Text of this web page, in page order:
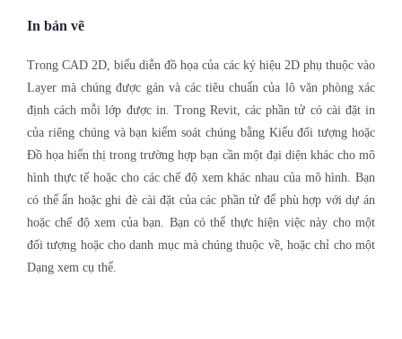
In bản vẽ
Trong CAD 2D, biểu diễn đồ họa của các ký hiệu 2D phụ thuộc vào
Layer mà chúng được gán và các tiêu chuẩn của lô văn phòng xác
định cách mỗi lớp được in. Trong Revit, các phần tử có cài đặt in
của riêng chúng và bạn kiểm soát chúng bằng Kiểu đối tượng hoặc
Đồ họa hiển thị trong trường hợp bạn cần một đại diện khác cho mô
hình thực tế hoặc cho các chế độ xem khác nhau của mô hình. Bạn
có thể ẩn hoặc ghi đè cài đặt của các phần tử để phù hợp với dự án
hoặc chế độ xem của bạn. Bạn có thể thực hiện việc này cho một
đối tượng hoặc cho danh mục mà chúng thuộc về, hoặc chỉ cho một
Dạng xem cụ thể.